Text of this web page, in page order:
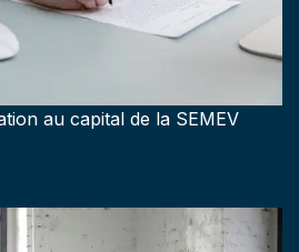
au capital de la SEMEV